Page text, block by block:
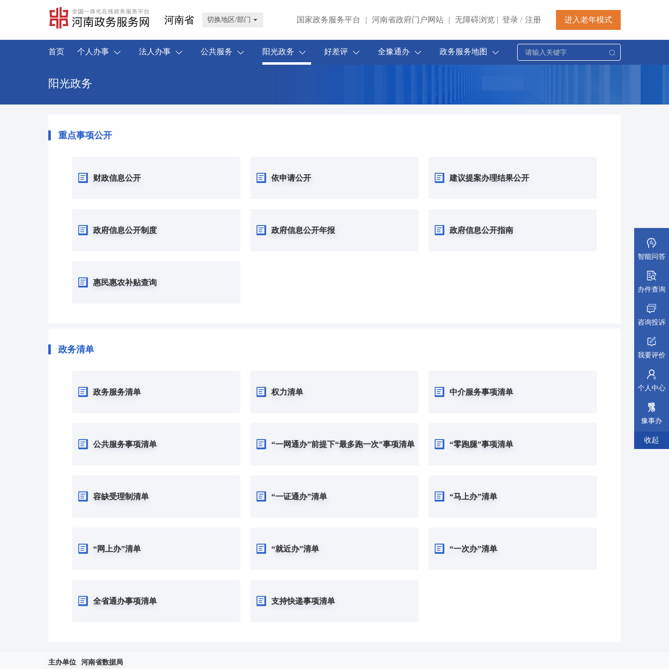
河南省 切换地区/部门 国家政务服务平台 | 河南省政府门户网站 | 无障碍浏览 | 登录 / 注册 进入老年模式
首页 个人办事 法人办事 公共服务 阳光政务 好差评 全豫通办 政务服务地图
阳光政务
重点事项公开
财政信息公开 依申请公开 建议提案办理结果公开
政府信息公开制度 政府信息公开年报 政府信息公开指南
惠民惠农补贴查询
政务清单
政务服务清单 权力清单 中介服务事项清单
公共服务事项清单 “一网通办”前提下“最多跑一次”事项清单 “零跑腿”事项清单
容缺受理制清单 “一证通办”清单 “马上办”清单
“网上办”清单 “就近办”清单 “一次办”清单
全省通办事项清单 支持快递事项清单
主办单位 河南省数据局
智能问答
办件查询
咨询投诉
我要评价
个人中心
豫事办
收起